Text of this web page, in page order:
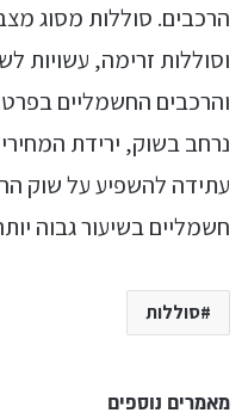
הרכבים. סוללות מסוג
וסוללות זרימה, עשויות
והרכבים החשמליים
נרחב בשוק, ירידת
עתידה להשפיע על שוק
חשמליים בשיעור גבוה
סוללות
מאמרים נוספים